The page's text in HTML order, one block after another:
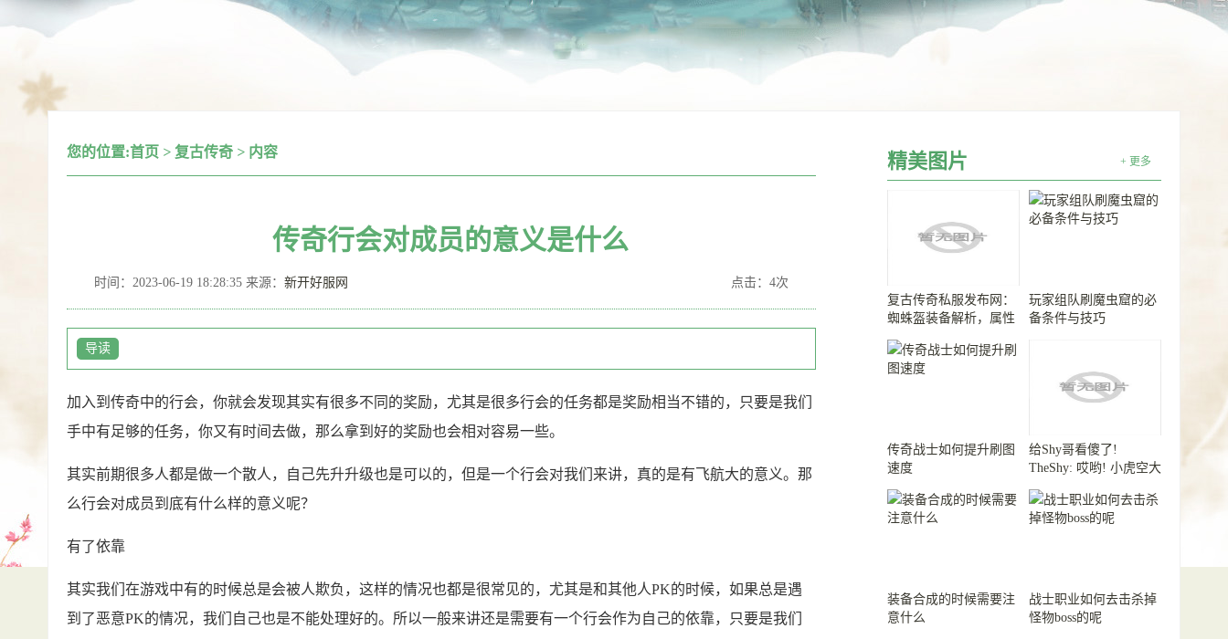
您的位置:首页 > 复古传奇 > 内容
传奇行会对成员的意义是什么
点击：4次
时间：2023-06-19 18:28:35 来源： 新开好服网
导读
加入到传奇中的行会，你就会发现其实有很多不同的奖励，尤其是很多行会的任务都是奖励相当不错的，只要是我们
手中有足够的任务，你又有时间去做，那么拿到好的奖励也会相对容易一些。
其实前期很多人都是做一个散人，自己先升升级也是可以的，但是一个行会对我们来讲，真的是有飞航大的意义。那
么行会对成员到底有什么样的意义呢？
有了依靠
其实我们在游戏中有的时候总是会被人欺负，这样的情况也都是很常见的，尤其是和其他人PK的时候，如果总是遇
到了恶意PK的情况，我们自己也是不能处理好的。所以一般来讲还是需要有一个行会作为自己的依靠，只要是我们
精美图片 + 更多
复古传奇私服发布网：
蜘蛛盔装备解析，属性
强大又稀有！
玩家组队刷魔虫窟的必
备条件与技巧
传奇战士如何提升刷图
速度
给Shy哥看傻了!
TheShy: 哎哟! 小虎空大
可惜了!
装备合成的时候需要注
意什么
战士职业如何去击杀掉
怪物boss的呢